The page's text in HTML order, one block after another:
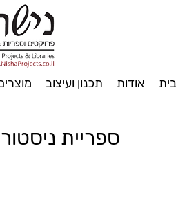
אודות תכנון ועיצוב
ספריית